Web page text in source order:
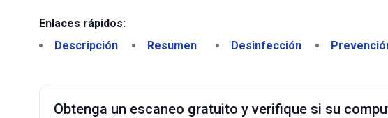
Enlaces rápidos:
Descripción
Resumen Desinfección
Obtenga un escaneo gratuito y verifique si su